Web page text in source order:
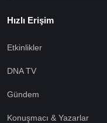
Hızlı Erişim
Etkinlikler
DNA TV
Gündem
Konuşmacı & Yazarlar